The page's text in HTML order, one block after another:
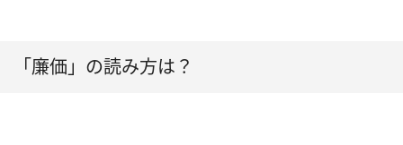
「廉価」の読み方は？